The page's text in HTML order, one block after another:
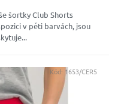
šortky Club Shorts
v pěti barvách, jsou
Kód: 1653/CER5